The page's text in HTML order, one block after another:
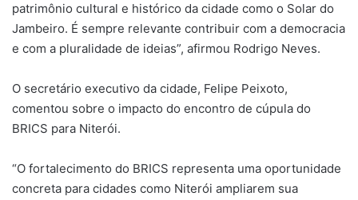
patrimônio cultural e histórico da cidade como o Solar do
Jambeiro. É sempre relevante contribuir com a democracia
e com a pluralidade de ideias”, afirmou Rodrigo Neves.
O secretário executivo da cidade, Felipe Peixoto,
comentou sobre o impacto do encontro de cúpula do
BRICS para Niterói.
“O fortalecimento do BRICS representa uma oportunidade
concreta para cidades como Niterói ampliarem sua